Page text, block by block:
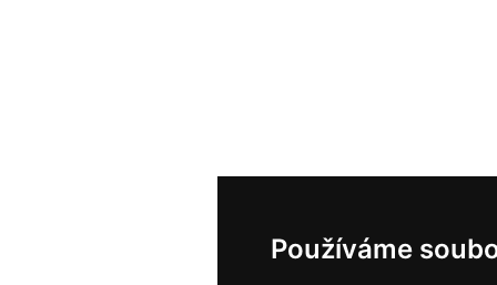
Používáme